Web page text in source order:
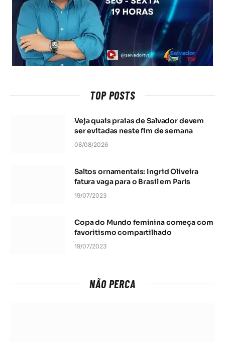
TOP POSTS
Veja quais praias de Salvador devem
ser evitadas neste fim de semana
08/08/2026
Saltos ornamentais: Ingrid Oliveira
fatura vaga para o Brasil em Paris
19/07/2023
Copa do Mundo feminina começa com
favoritismo compartilhado
19/07/2023
NÃO PERCA